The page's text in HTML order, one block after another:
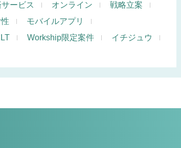
ービス オンライン
戦略立案
モバイルアプリ
Workship限定案件
イチジュウ